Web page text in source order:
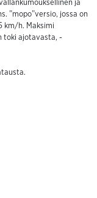
ja
”mopo”versio, jossa on
km/h. Maksimi
toki ajotavasta, -